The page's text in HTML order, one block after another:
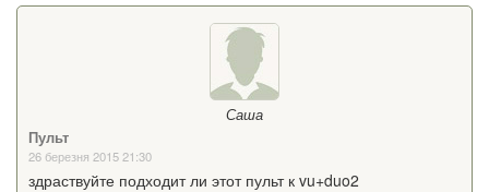
Саша
Пульт
26 березня 2015 21:30
здраствуйте подходит ли этот пульт к vu+duo2